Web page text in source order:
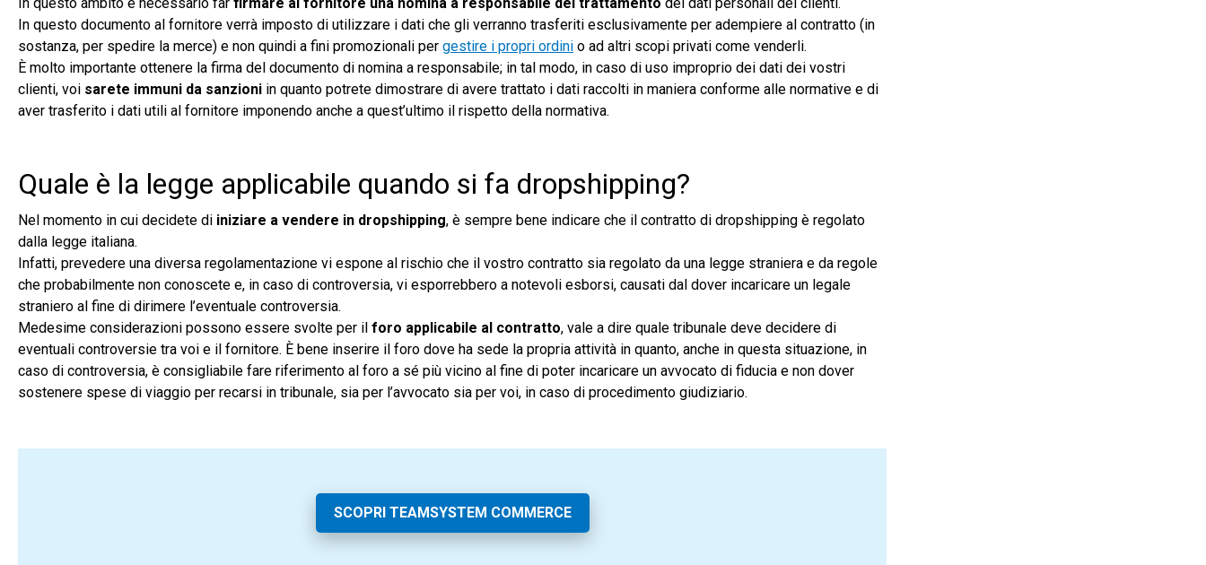
In questo documento al fornitore verrà imposto di utilizzare i dati che gli verranno trasferiti esclusivamente per adempiere al contratto (in
sostanza, per spedire la merce) e non quindi a fini promozionali per gestire i propri ordini o ad altri scopi privati come venderli.
È molto importante ottenere la firma del documento di nomina a responsabile; in tal modo, in caso di uso improprio dei dati dei vostri
clienti, voi sarete immuni da sanzioni in quanto potrete dimostrare di avere trattato i dati raccolti in maniera conforme alle normative e di
aver trasferito i dati utili al fornitore imponendo anche a quest’ultimo il rispetto della normativa.
Quale è la legge applicabile quando si fa dropshipping?
Nel momento in cui decidete di iniziare a vendere in dropshipping, è sempre bene indicare che il contratto di dropshipping è regolato
dalla legge italiana.
Infatti, prevedere una diversa regolamentazione vi espone al rischio che il vostro contratto sia regolato da una legge straniera e da regole
che probabilmente non conoscete e, in caso di controversia, vi esporrebbero a notevoli esborsi, causati dal dover incaricare un legale
straniero al fine di dirimere l’eventuale controversia.
Medesime considerazioni possono essere svolte per il foro applicabile al contratto, vale a dire quale tribunale deve decidere di
eventuali controversie tra voi e il fornitore. È bene inserire il foro dove ha sede la propria attività in quanto, anche in questa situazione, in
caso di controversia, è consigliabile fare riferimento al foro a sé più vicino al fine di poter incaricare un avvocato di fiducia e non dover
sostenere spese di viaggio per recarsi in tribunale, sia per l’avvocato sia per voi, in caso di procedimento giudiziario.
SCOPRI TEAMSYSTEM COMMERCE